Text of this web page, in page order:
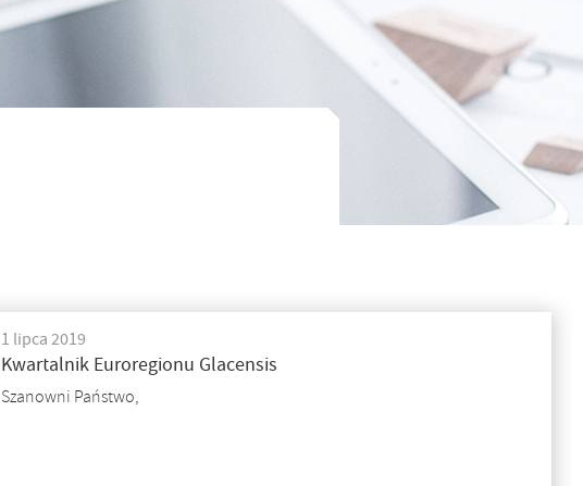
1 lipca 2019
Kwartalnik Euroregionu Glacensis
Szanowni Państwo,